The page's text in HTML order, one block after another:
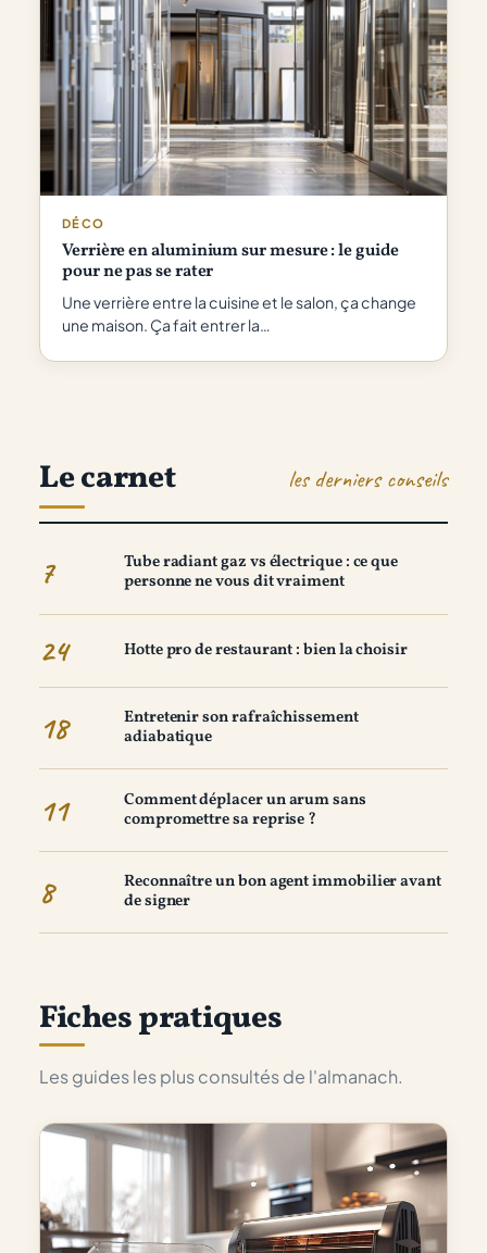
DÉCO
Verrière en aluminium sur mesure : le guide
pour ne pas se rater
Une verrière entre la cuisine et le salon, ça change
une maison. Ça fait entrer la…
Le carnet les derniers conseils
7
Tube radiant gaz vs électrique : ce que
personne ne vous dit vraiment
24 Hotte pro de restaurant : bien la choisir
18
Entretenir son rafraîchissement
adiabatique
11
Comment déplacer un arum sans
compromettre sa reprise ?
8
Reconnaître un bon agent immobilier avant
de signer
Fiches pratiques
Les guides les plus consultés de l'almanach.